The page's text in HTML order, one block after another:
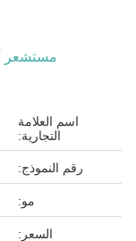
اسم العلامة
التجارية:
رقم النموذج:
مو:
السعر: